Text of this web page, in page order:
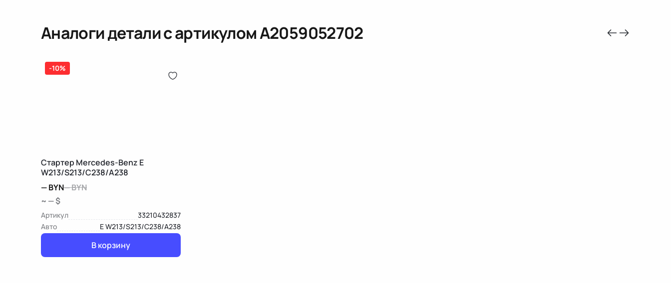
Аналоги детали с артикуломA2059052702
-10%
Стартер Mercedes-Benz E
W213/S213/C238/A238
—BYN—BYN
~ — $
Артикул
33210432837
Авто
E W213/S213/C238/A238
В корзину